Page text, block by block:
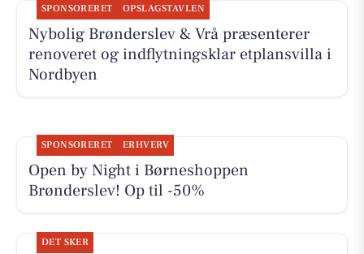
SPONSORERET OPSLAGSTAVLEN
Nybolig Brønderslev & Vrå præsenterer
renoveret og indflytningsklar etplansvilla i
Nordbyen
SPONSORERET ERHVERV
Open by Night i Børneshoppen
Brønderslev! Op til -50%
DET SKER